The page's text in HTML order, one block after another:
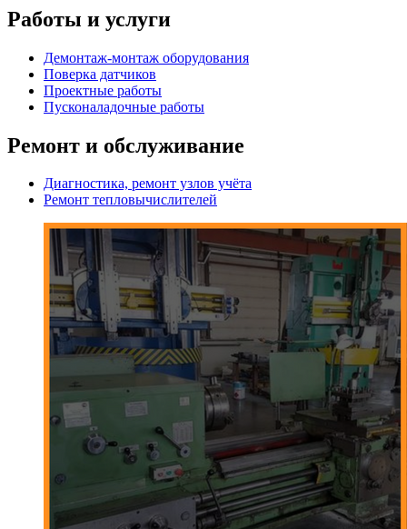
Работы и услуги
Демонтаж-монтаж оборудования
Поверка датчиков
Проектные работы
Пусконаладочные работы
Ремонт и обслуживание
Диагностика, ремонт узлов учёта
Ремонт тепловычислителей